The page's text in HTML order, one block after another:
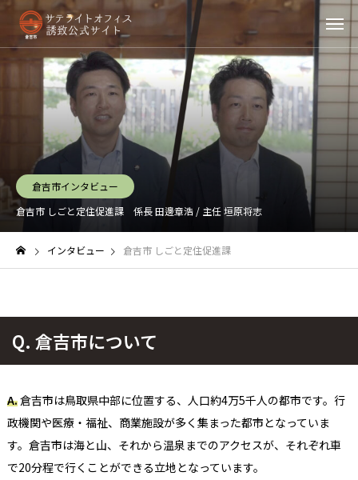
倉吉市インタビュー
倉吉市 しごと定住促進課
係長 田邊章浩 / 主任 垣原将志
インタビュー 倉吉市 しごと定住促進課
Q. 倉吉市について
A.倉吉市は鳥取県中部に位置する、人口約4万5千人の都市です。行
政機関や医療・福祉、商業施設が多く集まった都市となっていま
す。倉吉市は海と山、それから温泉までのアクセスが、それぞれ車
で20分程で行くことができる立地となっています。